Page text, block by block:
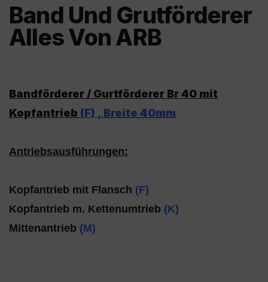
Band Und Grutförderer
Alles Von ARB
Bandförderer / Gurtförderer Br 40 mit
Kopfantrieb (F) , Breite 40mm
Antriebsausführungen:
Kopfantrieb mit Flansch (F)
Kopfantrieb m. Kettenumtrieb (K)
Mittenantrieb (M)